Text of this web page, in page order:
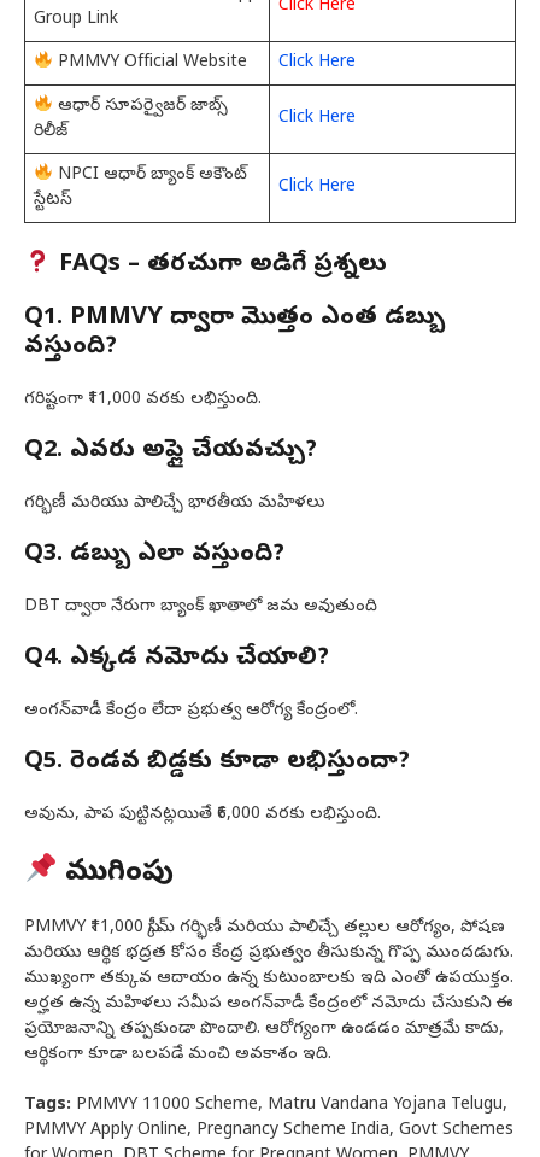
Group Link
Click Here
PMMVY Official Website
Click Here
ఆధార్ సూపర్వైజర్ జాబ్స్
రిలీజ్
Click Here
NPCI ఆధార్ బ్యాంక్ అకౌంట్
స్టేటస్
Click Here
FAQs – తరచుగా అడిగే ప్రశ్నలు
Q1. PMMVY ద్వారా మొత్తం ఎంత డబ్బు
వస్తుంది?
గరిష్టంగా ₹11,000 వరకు లభిస్తుంది.
Q2. ఎవరు అప్లై చేయవచ్చు?
గర్భిణీ మరియు పాలిచ్చే భారతీయ మహిళలు
Q3. డబ్బు ఎలా వస్తుంది?
DBT ద్వారా నేరుగా బ్యాంక్ ఖాతాలో జమ అవుతుంది
Q4. ఎక్కడ నమోదు చేయాలి?
అంగన్‌వాడీ కేంద్రం లేదా ప్రభుత్వ ఆరోగ్య కేంద్రంలో.
Q5. రెండవ బిడ్డకు కూడా లభిస్తుందా?
అవును, పాప పుట్టినట్లయితే ₹6,000 వరకు లభిస్తుంది.
ముగింపు
PMMVY ₹11,000 స్కీమ్ గర్భిణీ మరియు పాలిచ్చే తల్లుల ఆరోగ్యం, పోషణ
మరియు ఆర్థిక భద్రత కోసం కేంద్ర ప్రభుత్వం తీసుకున్న గొప్ప ముందడుగు.
ముఖ్యంగా తక్కువ ఆదాయం ఉన్న కుటుంబాలకు ఇది ఎంతో ఉపయుక్తం.
అర్హత ఉన్న మహిళలు సమీప అంగన్‌వాడీ కేంద్రంలో నమోదు చేసుకుని ఈ
ప్రయోజనాన్ని తప్పకుండా పొందాలి. ఆరోగ్యంగా ఉండడం మాత్రమే కాదు,
ఆర్థికంగా కూడా బలపడే మంచి అవకాశం ఇది.
Tags: PMMVY 11000 Scheme, Matru Vandana Yojana Telugu,
PMMVY Apply Online, Pregnancy Scheme India, Govt Schemes